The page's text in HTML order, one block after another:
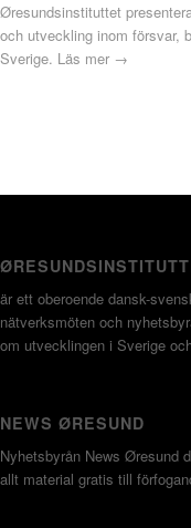
Øresundsinstituttet
och utveckling inom försvar,
Sverige. Läs mer →
är ett oberoende dansk-
nätverksmöten och
om utvecklingen i Sverige
NEWS ØRESUND
Nyhetsbyrån News Øresund
allt material gratis till